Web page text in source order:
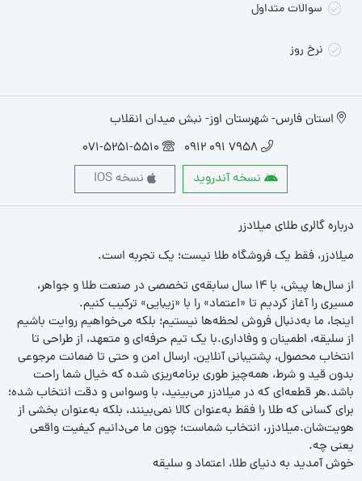
سوالات متداول
نرخ روز
استان فارس- شهرستان اوز- نبش میدان انقلاب
7958 091 0912
071-5251-5510
نسخه آندروید
نسخه IOS
درباره گالری طلای میلادزر
میلادزر، فقط یک فروشگاه طلا نیست؛ یک تجربه‌ است.
از سال‌ها پیش، با ۱۴ سال سابقه‌ی تخصصی در صنعت طلا و جواهر،
مسیری را آغاز کردیم تا «اعتماد» را با «زیبایی» ترکیب کنیم.
اینجا، ما به‌دنبال فروش لحظه‌ها نیستیم؛ بلکه می‌خواهیم روایت باشیم
از سلیقه، اطمینان و وفاداری.با یک تیم حرفه‌ای و متعهد، از طراحی تا
انتخاب محصول، پشتیبانی آنلاین، ارسال امن و حتی تا ضمانت مرجوعی
بدون قید و شرط، همه‌چیز طوری برنامه‌ریزی شده که خیال شما راحت
باشد.هر قطعه‌ای که در میلادزر می‌بینید، با وسواس و دقت انتخاب شده؛
برای کسانی که طلا را فقط به‌عنوان کالا نمی‌بینند، بلکه به‌عنوان بخشی از
هویت‌شان.میلادزر، انتخاب شماست؛ چون ما می‌دانیم کیفیت واقعی
یعنی چه.
خوش آمدید به دنیای طلا، اعتماد و سلیقه